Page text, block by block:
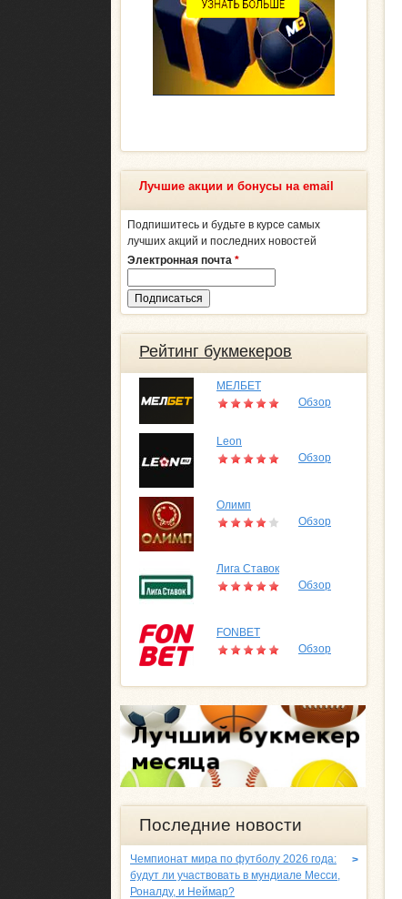
Лучшие акции и бонусы на email
Подпишитесь и будьте в курсе самых
лучших акций и последних новостей
Электронная почта *
Рейтинг букмекеров
МЕЛБЕТ
Обзор
Leon
Обзор
Олимп
Обзор
Лига Ставок
Обзор
FONBET
Обзор
Последние новости
>
Чемпионат мира по футболу 2026 года:
будут ли участвовать в мундиале Месси,
Роналду, и Неймар?